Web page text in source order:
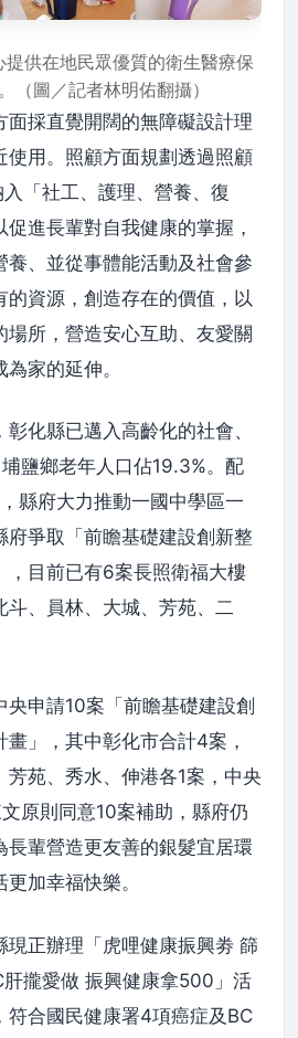
供在地民眾優質的衛生醫療保
（圖／記者林明佑翻攝）
面採直覺開闊的無障礙設計理
使用。照顧方面規劃透過照顧
「社工、護理、營養、復
進長輩對自我健康的掌握，
養、並從事體能活動及社會參
的資源，創造存在的價值，以
場所，營造安心互助、友愛關
家的延伸。
化縣已邁入高齡化的社會、
鹽鄉老年人口佔19.3%。配
縣府大力推動一國中學區一
府爭取「前瞻基礎建設創新整
，目前已有6案長照衛福大樓
斗、員林、大城、芳苑、二
央申請10案「前瞻基礎建設創
」，其中彰化市合計4案，
芳苑、秀水、伸港各1案，中央
原則同意10案補助，縣府仍
長輩營造更友善的銀髮宜居環
加幸福快樂。
現正辦理「虎哩健康振興劵 篩
攏愛做 振興健康拿500」活
符合國民健康署4項癌症及BC